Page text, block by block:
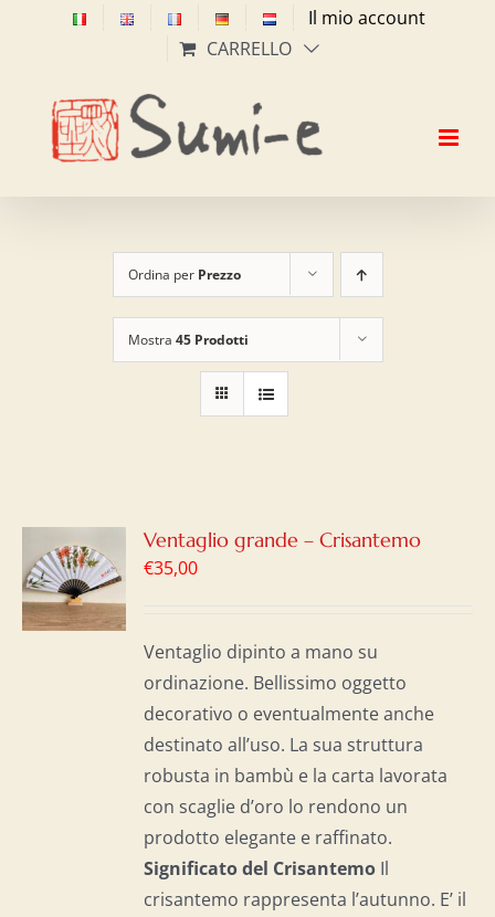
Il mio account
CARRELLO
Ordina per Prezzo
Mostra 45 Prodotti
Ventaglio grande – Crisantemo
€35,00
Ventaglio dipinto a mano su
ordinazione. Bellissimo oggetto
decorativo o eventualmente anche
destinato all’uso. La sua struttura
robusta in bambù e la carta lavorata
con scaglie d’oro lo rendono un
prodotto elegante e raffinato.
Significato del Crisantemo Il
crisantemo rappresenta l’autunno. E’ il